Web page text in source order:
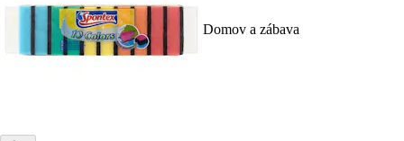
Domov a zábava